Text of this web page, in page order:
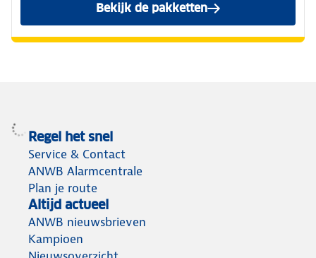
Bekijk de pakketten
Regel het snel
Service & Contact
ANWB Alarmcentrale
Plan je route
Altijd actueel
ANWB nieuwsbrieven
Kampioen